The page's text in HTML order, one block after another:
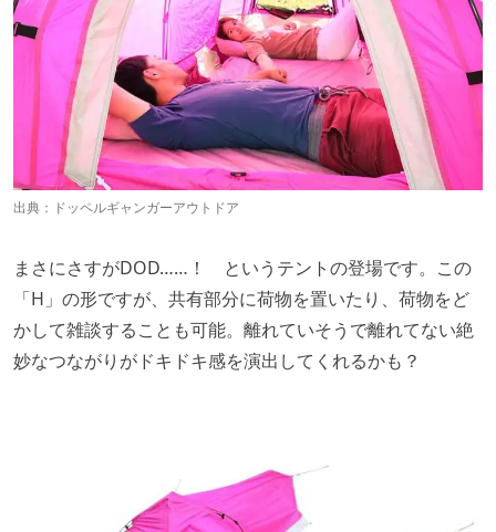
出典： ドッペルギャンガーアウトドア
まさにさすがDOD……！ というテントの登場です。この
「H」の形ですが、共有部分に荷物を置いたり、荷物をど
かして雑談することも可能。離れていそうで離れてない絶
妙なつながりがドキドキ感を演出してくれるかも？